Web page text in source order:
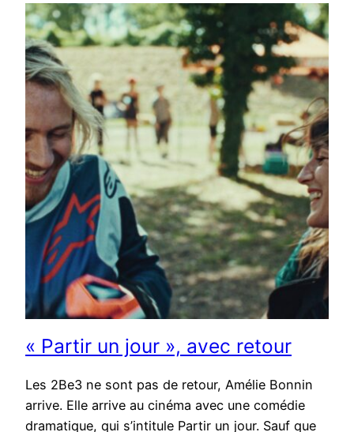
« Partir un jour », avec retour
Les 2Be3 ne sont pas de retour, Amélie Bonnin
arrive. Elle arrive au cinéma avec une comédie
dramatique, qui s’intitule Partir un jour. Sauf que